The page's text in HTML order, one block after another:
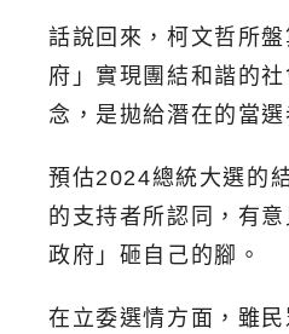
話說回來，柯文哲所
府」實現團結和諧的
念，是拋給潛在的當
預估2024總統大選的
的支持者所認同，有
政府」砸自己的腳。
在立委選情方面，雖